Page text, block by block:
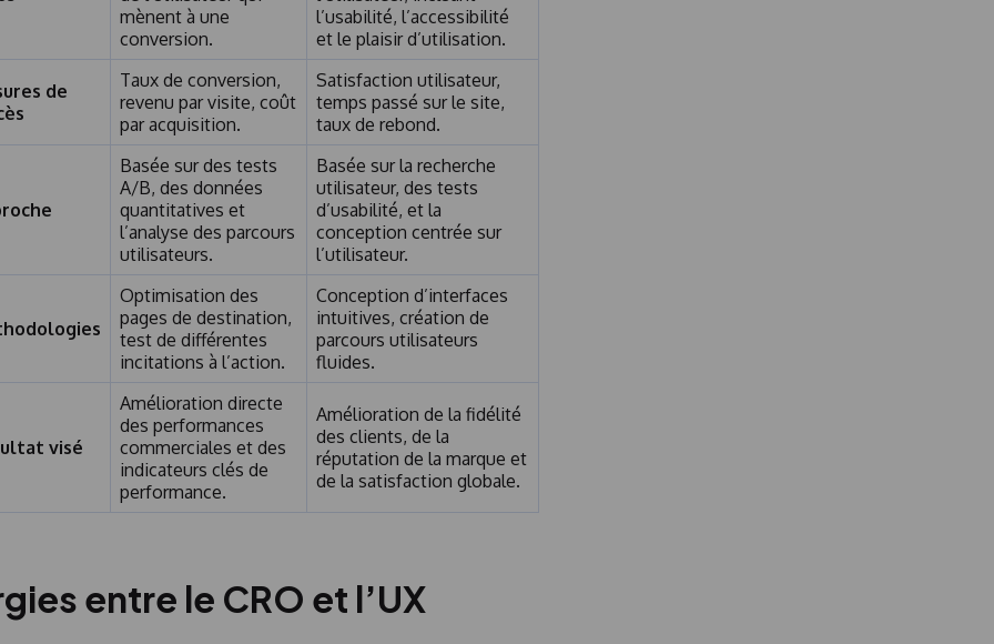
mènent à une
conversion.
l’usabilité, l’accessibilité
et le plaisir d’utilisation.
de
Taux de conversion,
revenu par visite, coût
par acquisition.
Satisfaction utilisateur,
temps passé sur le site,
taux de rebond.
Basée sur des tests
A/B, des données
quantitatives et
l’analyse des parcours
utilisateurs.
Basée sur la recherche
utilisateur, des tests
d’usabilité, et la
conception centrée sur
l’utilisateur.
Optimisation des
pages de destination,
test de différentes
incitations à l’action.
Conception d’interfaces
intuitives, création de
parcours utilisateurs
fluides.
visé
Amélioration directe
des performances
commerciales et des
indicateurs clés de
performance.
Amélioration de la fidélité
des clients, de la
réputation de la marque et
de la satisfaction globale.
entre le CRO et l’UX